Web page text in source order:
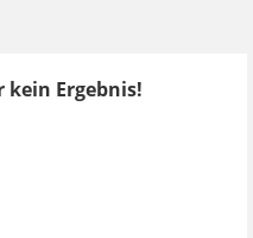
kein Ergebnis!